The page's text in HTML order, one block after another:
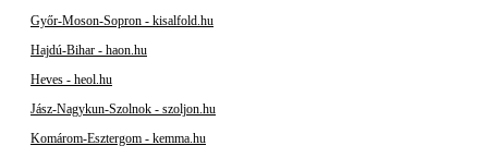
Győr-Moson-Sopron - kisalfold.hu
Hajdú-Bihar - haon.hu
Heves - heol.hu
Jász-Nagykun-Szolnok - szoljon.hu
Komárom-Esztergom - kemma.hu